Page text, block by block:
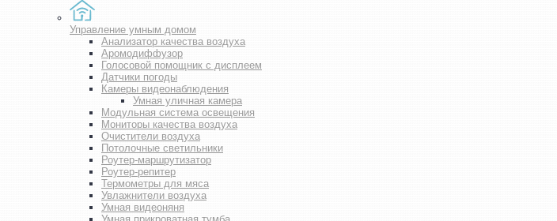
Управление умным домом
Анализатор качества воздуха
Аромодиффузор
Голосовой помощник с дисплеем
Датчики погоды
Камеры видеонаблюдения
Умная уличная камера
Модульная система освещения
Мониторы качества воздуха
Очистители воздуха
Потолочные светильники
Роутер-маршрутизатор
Роутер-репитер
Термометры для мяса
Увлажнители воздуха
Умная видеоняня